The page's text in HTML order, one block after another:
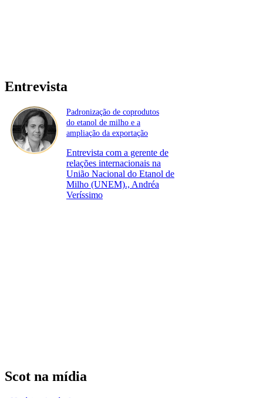
Entrevista
Padronização de coprodutos
do etanol de milho e a
ampliação da exportação
Entrevista com a gerente de
relações internacionais na
União Nacional do Etanol de
Milho (UNEM)., Andréa
Veríssimo
Scot na mídia